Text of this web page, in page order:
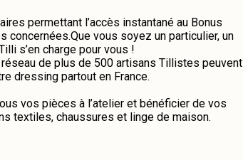
permettant l’accès instantané au Bonus
concernées.Que vous soyez un particulier, un
s’en charge pour vous !
de plus de 500 artisans Tillistes peuvent
dressing partout en France.
vos pièces à l’atelier et bénéficier de vos
textiles, chaussures et linge de maison.